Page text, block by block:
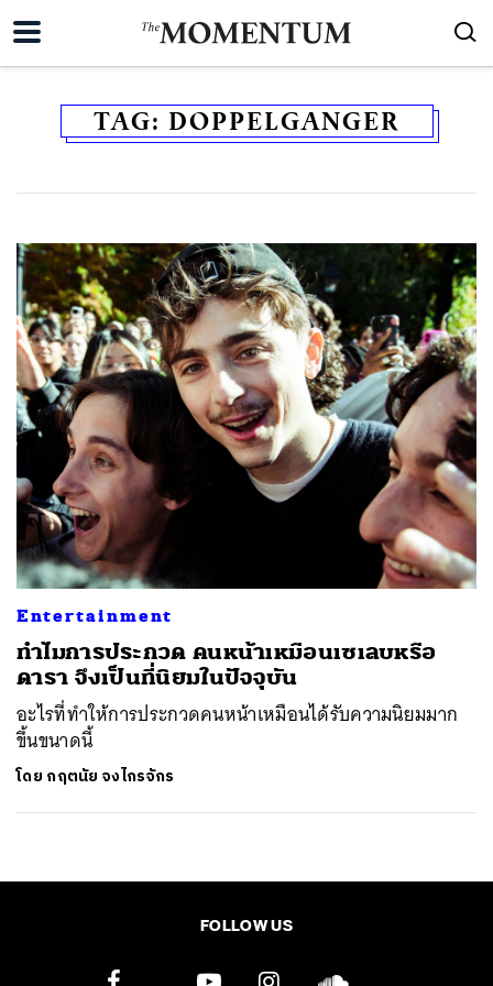
TAG: DOPPELGANGER
Entertainment
ทำไมการประกวด คนหน้าเหมือนเซเลบหรือ
ดารา จึงเป็นที่นิยมในปัจจุบัน
อะไรที่ทำให้การประกวดคนหน้าเหมือนได้รับความนิยมมาก
ขึ้นขนาดนี้
โดย กฤตนัย จงไกรจักร
FOLLOW US
ค้นหา
SHARE EMAIL